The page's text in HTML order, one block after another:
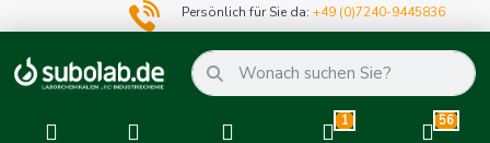
Persönlich für Sie da:+49 (0)7240-9445836
1 56